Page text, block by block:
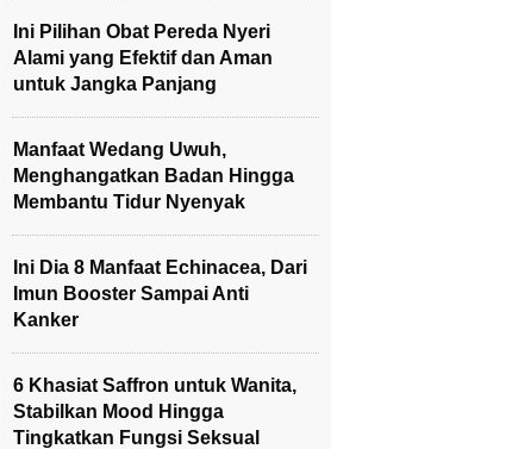
Ini Pilihan Obat Pereda Nyeri
Alami yang Efektif dan Aman
untuk Jangka Panjang
Manfaat Wedang Uwuh,
Menghangatkan Badan Hingga
Membantu Tidur Nyenyak
Ini Dia 8 Manfaat Echinacea, Dari
Imun Booster Sampai Anti
Kanker
6 Khasiat Saffron untuk Wanita,
Stabilkan Mood Hingga
Tingkatkan Fungsi Seksual